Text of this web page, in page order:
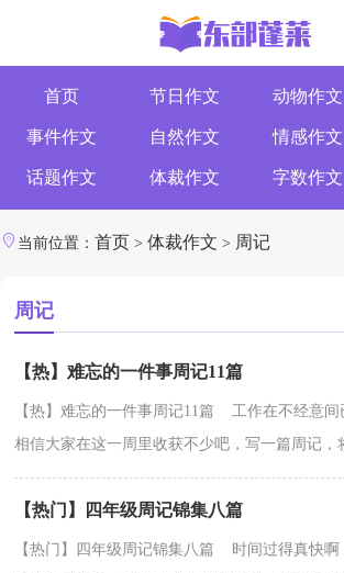
首页 节日作文 动物作文
事件作文 自然作文 情感作文
话题作文 体裁作文 字数作文
当前位置： 首页 > 体裁作文 > 周记
周记
【热】难忘的一件事周记11篇
【热】难忘的一件事周记11篇 工作在不经意间
相信大家在这一周里收获不少吧，写一篇周记，
在里面吧。周记怎么写才不会流于形式呢？下面
【热门】四年级周记锦集八篇
【热门】四年级周记锦集八篇 时间过得真快啊